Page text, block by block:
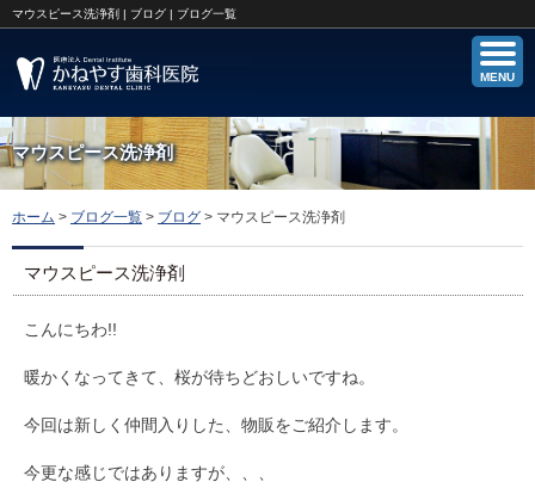
マウスピース洗浄剤 | ブログ | ブログ一覧
MENU
マウスピース洗浄剤
ホーム > ブログ一覧 > ブログ > マウスピース洗浄剤
マウスピース洗浄剤
こんにちわ!!
暖かくなってきて、桜が待ちどおしいですね。
今回は新しく仲間入りした、物販をご紹介します。
今更な感じではありますが、、、